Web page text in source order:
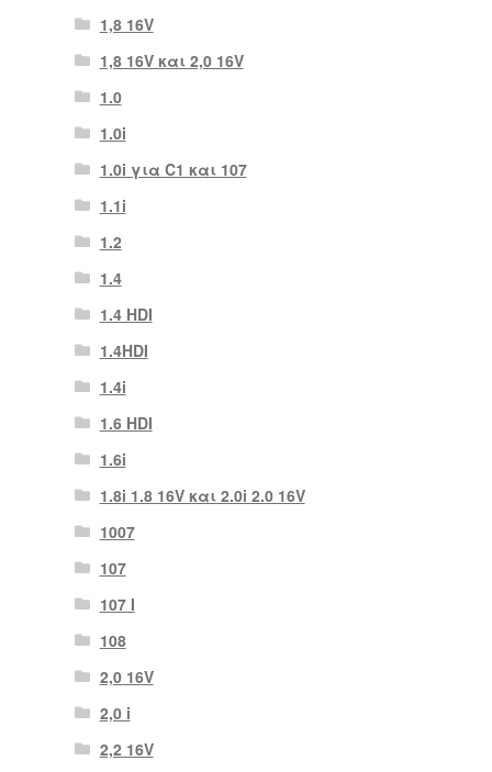
1,8 16V
1,8 16V και 2,0 16V
1.0
1.0i
1.0i για C1 και 107
1.1i
1.2
1.4
1.4 HDI
1.4HDI
1.4i
1.6 HDI
1.6i
1.8i 1.8 16V και 2.0i 2.0 16V
1007
107
107 Ι
108
2,0 16V
2,0 i
2,2 16V